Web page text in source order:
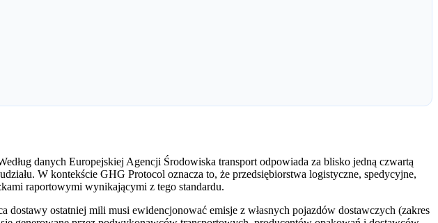
danych Europejskiej Agencji Środowiska transport odpowiada za blisko jedną czwartą
W kontekście GHG Protocol oznacza to, że przedsiębiorstwa logistyczne, spedycyjne,
raportowymi wynikającymi z tego standardu.
ostatniej mili musi ewidencjonować emisje z własnych pojazdów dostawczych (zakres